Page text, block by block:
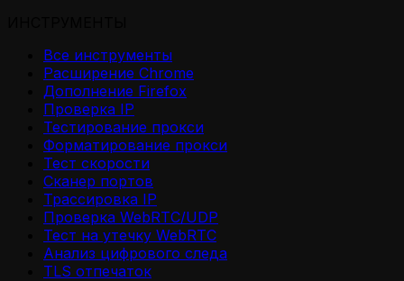
Все инструменты
Расширение Chrome
Дополнение Firefox
Проверка IP
Тестирование прокси
Форматирование прокси
Тест скорости
Сканер портов
Трассировка IP
Проверка WebRTC/UDP
Тест на утечку WebRTC
Анализ цифрового следа
TLS отпечаток